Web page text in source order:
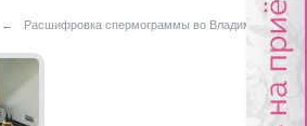
← Расшифровка спермограммы во Владимире